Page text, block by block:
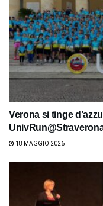
Verona si tinge
18 MAGGIO 2026